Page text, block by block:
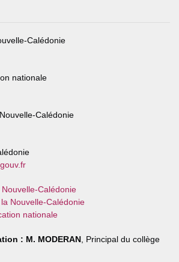
Calédonie
nationale
Calédonie
Calédonie
Nouvelle-Calédonie
nationale
: M. MODERAN , Principal du collège